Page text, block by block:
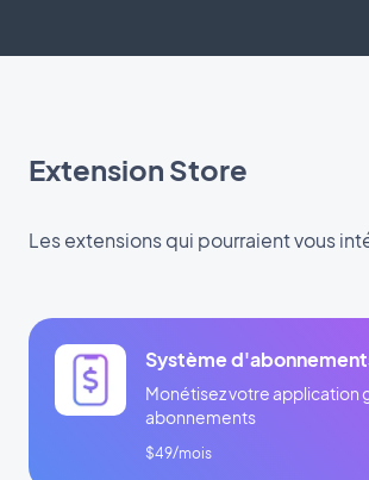
Extension Store
Les extensions qui pourraient vous
Système
Monétisez votre application
abonnements
$49/mois